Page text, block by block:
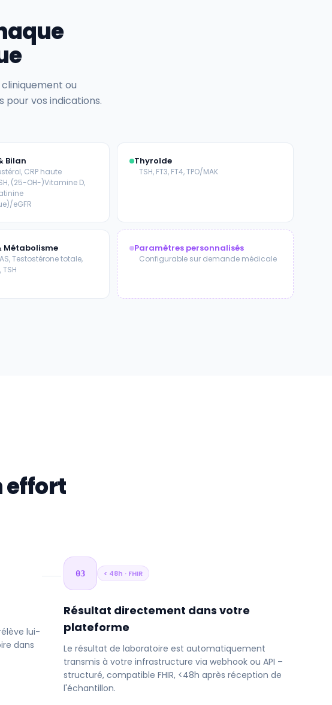
ou
pour vos indications.
Bilan
CRP haute
(25-OH-)Vitamine D,
eGFR
Thyroïde
TSH, FT3, FT4, TPO/MAK
Métabolisme
Testostérone totale,
TSH
Paramètres personnalisés
Configurable sur demande médicale
effort
lui-
dans
03 < 48h · FHIR
Résultat directement dans votre
plateforme
Le résultat de laboratoire est automatiquement
transmis à votre infrastructure via webhook ou API –
structuré, compatible FHIR, <48h après réception de
l'échantillon.